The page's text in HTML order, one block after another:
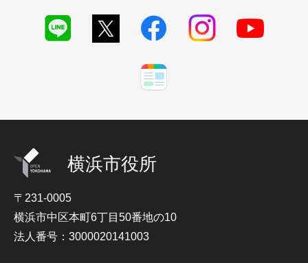
横浜市役所
〒231-0005
横浜市中区本町6丁目50番地の10
法人番号：3000020141003